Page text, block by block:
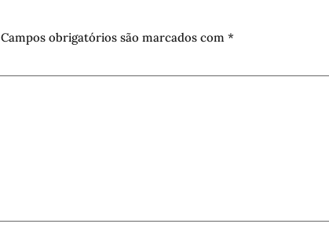
Campos obrigatórios são marcados com *